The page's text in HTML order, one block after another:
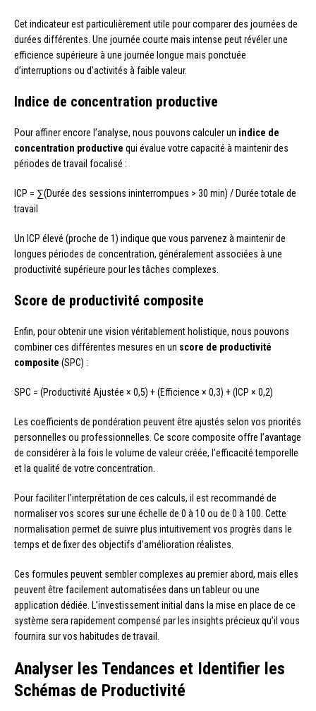
Cet indicateur est particulièrement utile pour comparer des journées de
durées différentes. Une journée courte mais intense peut révéler une
efficience supérieure à une journée longue mais ponctuée
d’interruptions ou d’activités à faible valeur.
Indice de concentration productive
Pour affiner encore l’analyse, nous pouvons calculer un indice de
concentration productive qui évalue votre capacité à maintenir des
périodes de travail focalisé :
ICP = ∑(Durée des sessions ininterrompues > 30 min) / Durée totale de
travail
Un ICP élevé (proche de 1) indique que vous parvenez à maintenir de
longues périodes de concentration, généralement associées à une
productivité supérieure pour les tâches complexes.
Score de productivité composite
Enfin, pour obtenir une vision véritablement holistique, nous pouvons
combiner ces différentes mesures en un score de productivité
composite (SPC) :
SPC = (Productivité Ajustée × 0,5) + (Efficience × 0,3) + (ICP × 0,2)
Les coefficients de pondération peuvent être ajustés selon vos priorités
personnelles ou professionnelles. Ce score composite offre l’avantage
de considérer à la fois le volume de valeur créée, l’efficacité temporelle
et la qualité de votre concentration.
Pour faciliter l’interprétation de ces calculs, il est recommandé de
normaliser vos scores sur une échelle de 0 à 10 ou de 0 à 100. Cette
normalisation permet de suivre plus intuitivement vos progrès dans le
temps et de fixer des objectifs d’amélioration réalistes.
Ces formules peuvent sembler complexes au premier abord, mais elles
peuvent être facilement automatisées dans un tableur ou une
application dédiée. L’investissement initial dans la mise en place de ce
système sera rapidement compensé par les insights précieux qu’il vous
fournira sur vos habitudes de travail.
Analyser les Tendances et Identifier les
Schémas de Productivité